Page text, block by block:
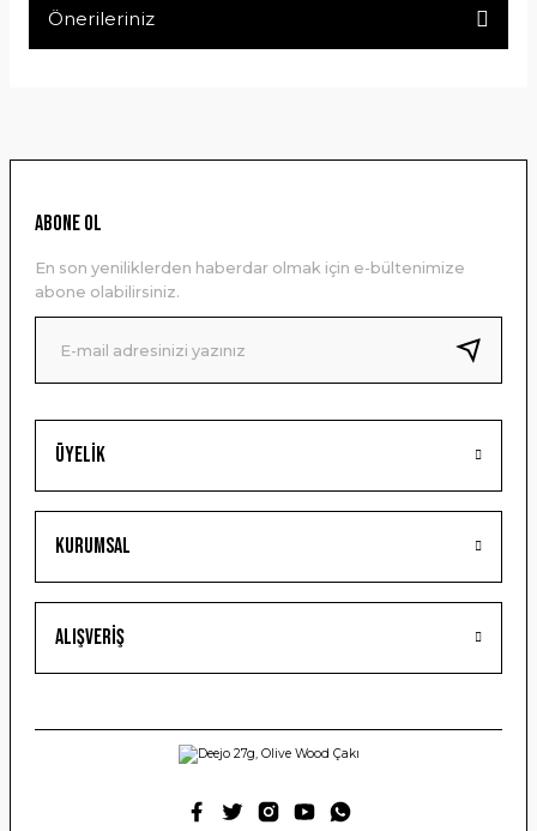
Önerileriniz
Ürün resmi kalitesiz, bozuk veya görüntülenemiyor.
Ürün bilgilerinde hatalar bulunuyor.
Ürün fiyatı diğer sitelerden daha pahalı.
Bu ürüne benzer farklı alternatifler olmalı.
Gönder
Üyelik
Kurumsal
Alışveriş
ABONE OL
En son yeniliklerden haberdar olmak için e-bültenimize
abone olabilirsiniz.